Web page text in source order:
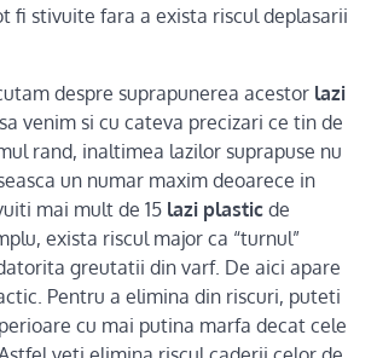
fi stivuite fara a exista riscul deplasarii
despre suprapunerea acestor lazi
venim si cu cateva precizari ce tin de
rand, inaltimea lazilor suprapuse nu
un numar maxim deoarece in
mai mult de 15 lazi plastic de
exista riscul major ca “turnul”
greutatii din varf. De aici apare
Pentru a elimina din riscuri, puteti
cu mai putina marfa decat cele